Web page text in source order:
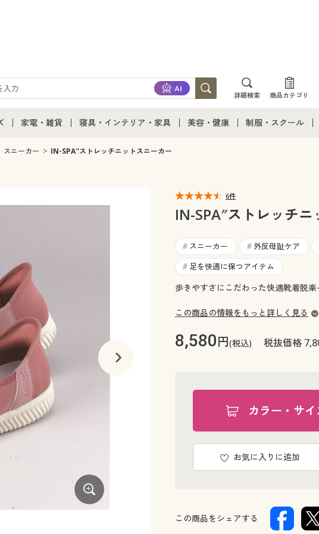
詳細検索 商品カテゴリ
カタログ・
通販すべて
下着
家電・雑貨
家電・雑貨すべて
キッチン・雑貨・日用品
寝具・インテリア・家具
寝具・インテリア・家具通販すべて
寝具・ベッド
カーテン・ラグ・ファブリック
美容・健康 制服・スクール
ジュニア・ティー
スニーカー IN-SPA″ストレッチニットスニーカー
6件
IN-SPA″ストレッチ
# スニーカー # 外反母趾ケア
# 足を快適に保つアイテム
歩きやすさにこだわった快適靴着脱
この商品の情報をもっと詳しく見る
8,580円(税込) 税抜価格
カラー・サ
お気に入りに追加
この商品をシェアする